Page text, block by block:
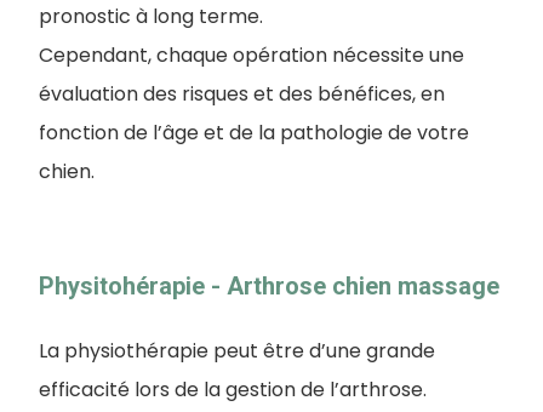
pronostic à long terme.
Cependant, chaque opération nécessite une
évaluation des risques et des bénéfices, en
fonction de l’âge et de la pathologie de votre
chien.
Physitohérapie - Arthrose chien massage
La physiothérapie peut être d’une grande
efficacité lors de la gestion de l’arthrose.